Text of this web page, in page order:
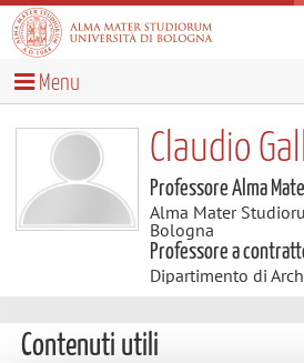
Menu
Claudio
Professore Alma
Alma Mater
Bologna
Professore a
Dipartimento di
Contenuti utili